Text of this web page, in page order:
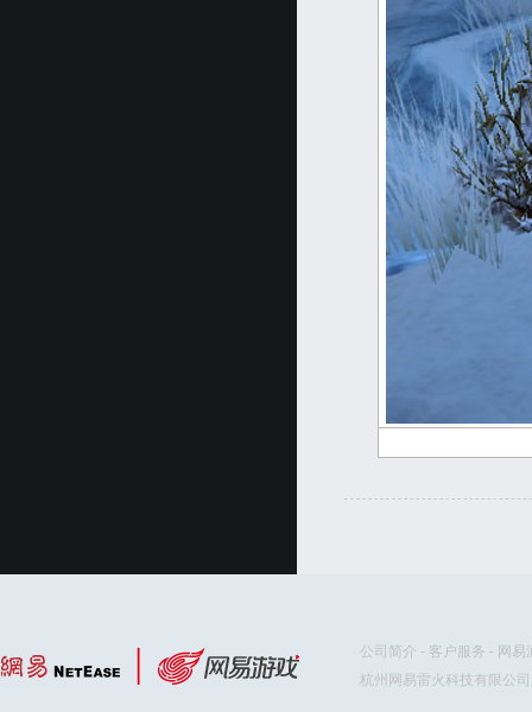
公司简介 - 客户服务 - 网易
杭州网易雷火科技有限公